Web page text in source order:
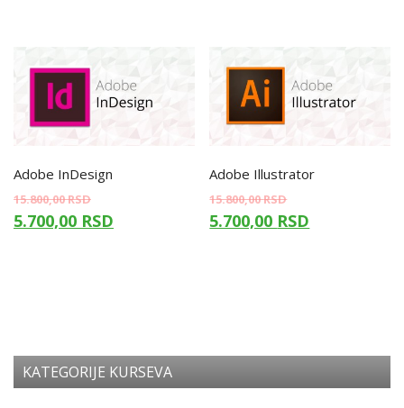
Adobe InDesign
15.800,00RSD
5.700,00 RSD
Adobe Illustrator
15.800,00RSD
5.700,00 RSD
KATEGORIJE KURSEVA